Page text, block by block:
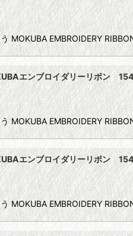
う MOKUBA EMBROIDERY
エンブロイダリーリボン
う MOKUBA EMBROIDERY
エンブロイダリーリボン
う MOKUBA EMBROIDERY